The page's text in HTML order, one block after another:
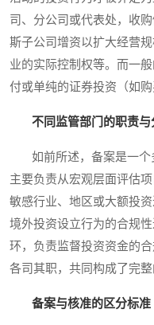
司、分公司或代表处，收
斯子公司增资以扩大经营
业的实际控制权等。而一
付或单纯的证券投资（如
不同监管部门的职责与
如前所述，备案是一个
主要负责从宏观层面评估
敏感行业、地区或大额投
境外投资设立行为的合规
环，负责监督投资资金的
各司其职，共同构成了完整
备案与核准的区分标准